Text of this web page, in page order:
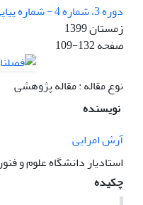
دوره 3، شماره 4 - شماره پیاپی 9
زمستان 1399
صفحه109-132
نوع مقاله : مقاله پژوهشی
نویسنده
آرش امرایی
استادیار دانشگاه علوم و
چکیده